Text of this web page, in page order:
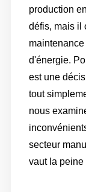
production
défis, mais il
d'énergie.
est une
tout
nous
secteur
vaut la peine